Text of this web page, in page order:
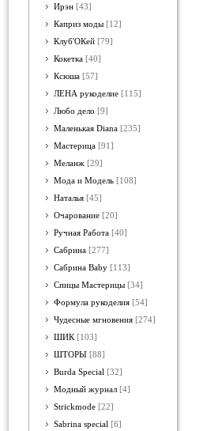
Ирэн [43]
Каприз моды [12]
Клуб'ОКей [79]
Кокетка [40]
Ксюша [57]
ЛЕНА рукоделие [115]
Любо дело [9]
Маленькая Diana [235]
Мастерица [91]
Меланж [29]
Мода и Модель [108]
Наталья [45]
Очарование [20]
Ручная Работа [40]
Сабрина [277]
Сабрина Baby [113]
Спицы Мастерицы [34]
Формула рукоделия [54]
Чудесные мгновения [274]
ШИК [103]
ШТОРЫ [88]
Burda Special [32]
Модный журнал [4]
Strickmode [22]
Sabrina special [6]